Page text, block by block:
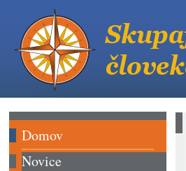
Domov
Novice